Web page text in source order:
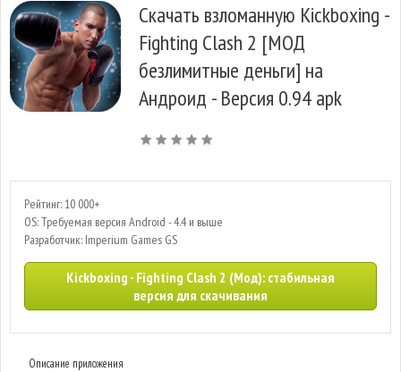
Скачать взломанную Kickboxing -
Fighting Clash 2 [МОД
безлимитные деньги] на
Андроид - Версия 0.94 apk
Рейтинг: 10 000+
OS: Требуемая версия Android - 4.4 и выше
Разработчик: Imperium Games GS
Kickboxing - Fighting Clash 2 (Мод): стабильная
версия для скачивания
Описание приложения